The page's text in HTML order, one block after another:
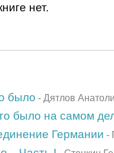
нет.
было - Дятлов
было на самом
Германии -